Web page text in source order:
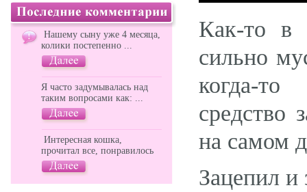
Нашему сыну уже 4 месяца,
колики постепенно ...
Я часто задумывалась над
таким вопросами как: ...
Интересная кошка,
прочитал все, понравилось
Как-то в
сильно
когда-
средство
на самом
Зацепил и